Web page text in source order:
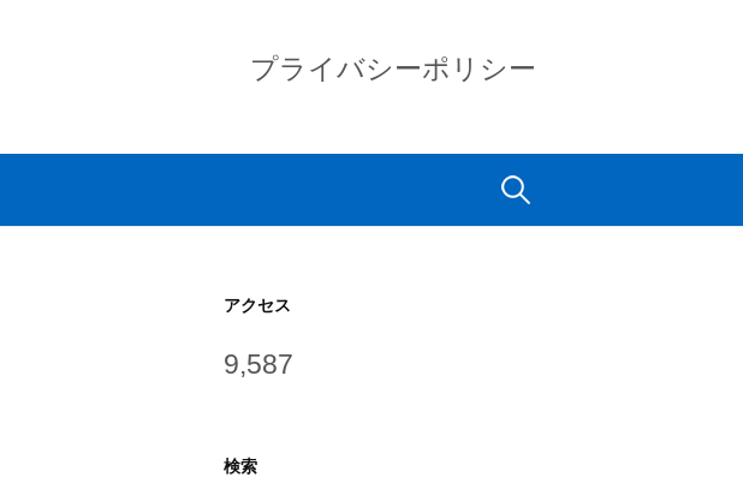
プライバシーポリシー
検
アクセス
9,587
検索